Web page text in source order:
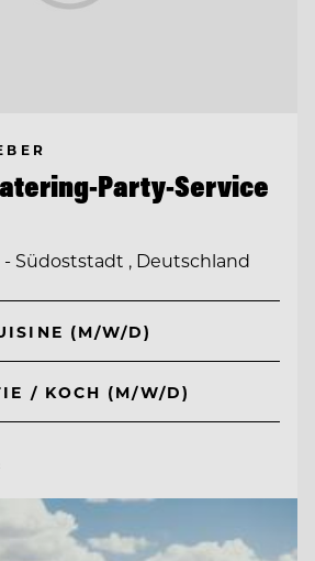
Party-Service
Südoststadt , Deutschland
(M/W/D)
/ KOCH (M/W/D)